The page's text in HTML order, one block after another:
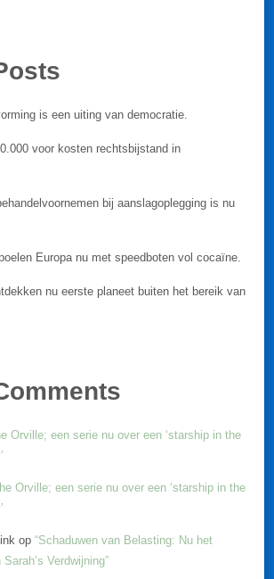
is een uiting van democratie.
voor kosten rechtsbijstand in
bij aanslagoplegging is nu
Europa nu met speedboten vol cocaïne.
nu eerste planeet buiten het bereik van
Orville; een serie nu over een ‘starship in the
Orville; een serie nu over een ‘starship in the
op “Schaduwen van Belasting: Nu het
Verdwijning”